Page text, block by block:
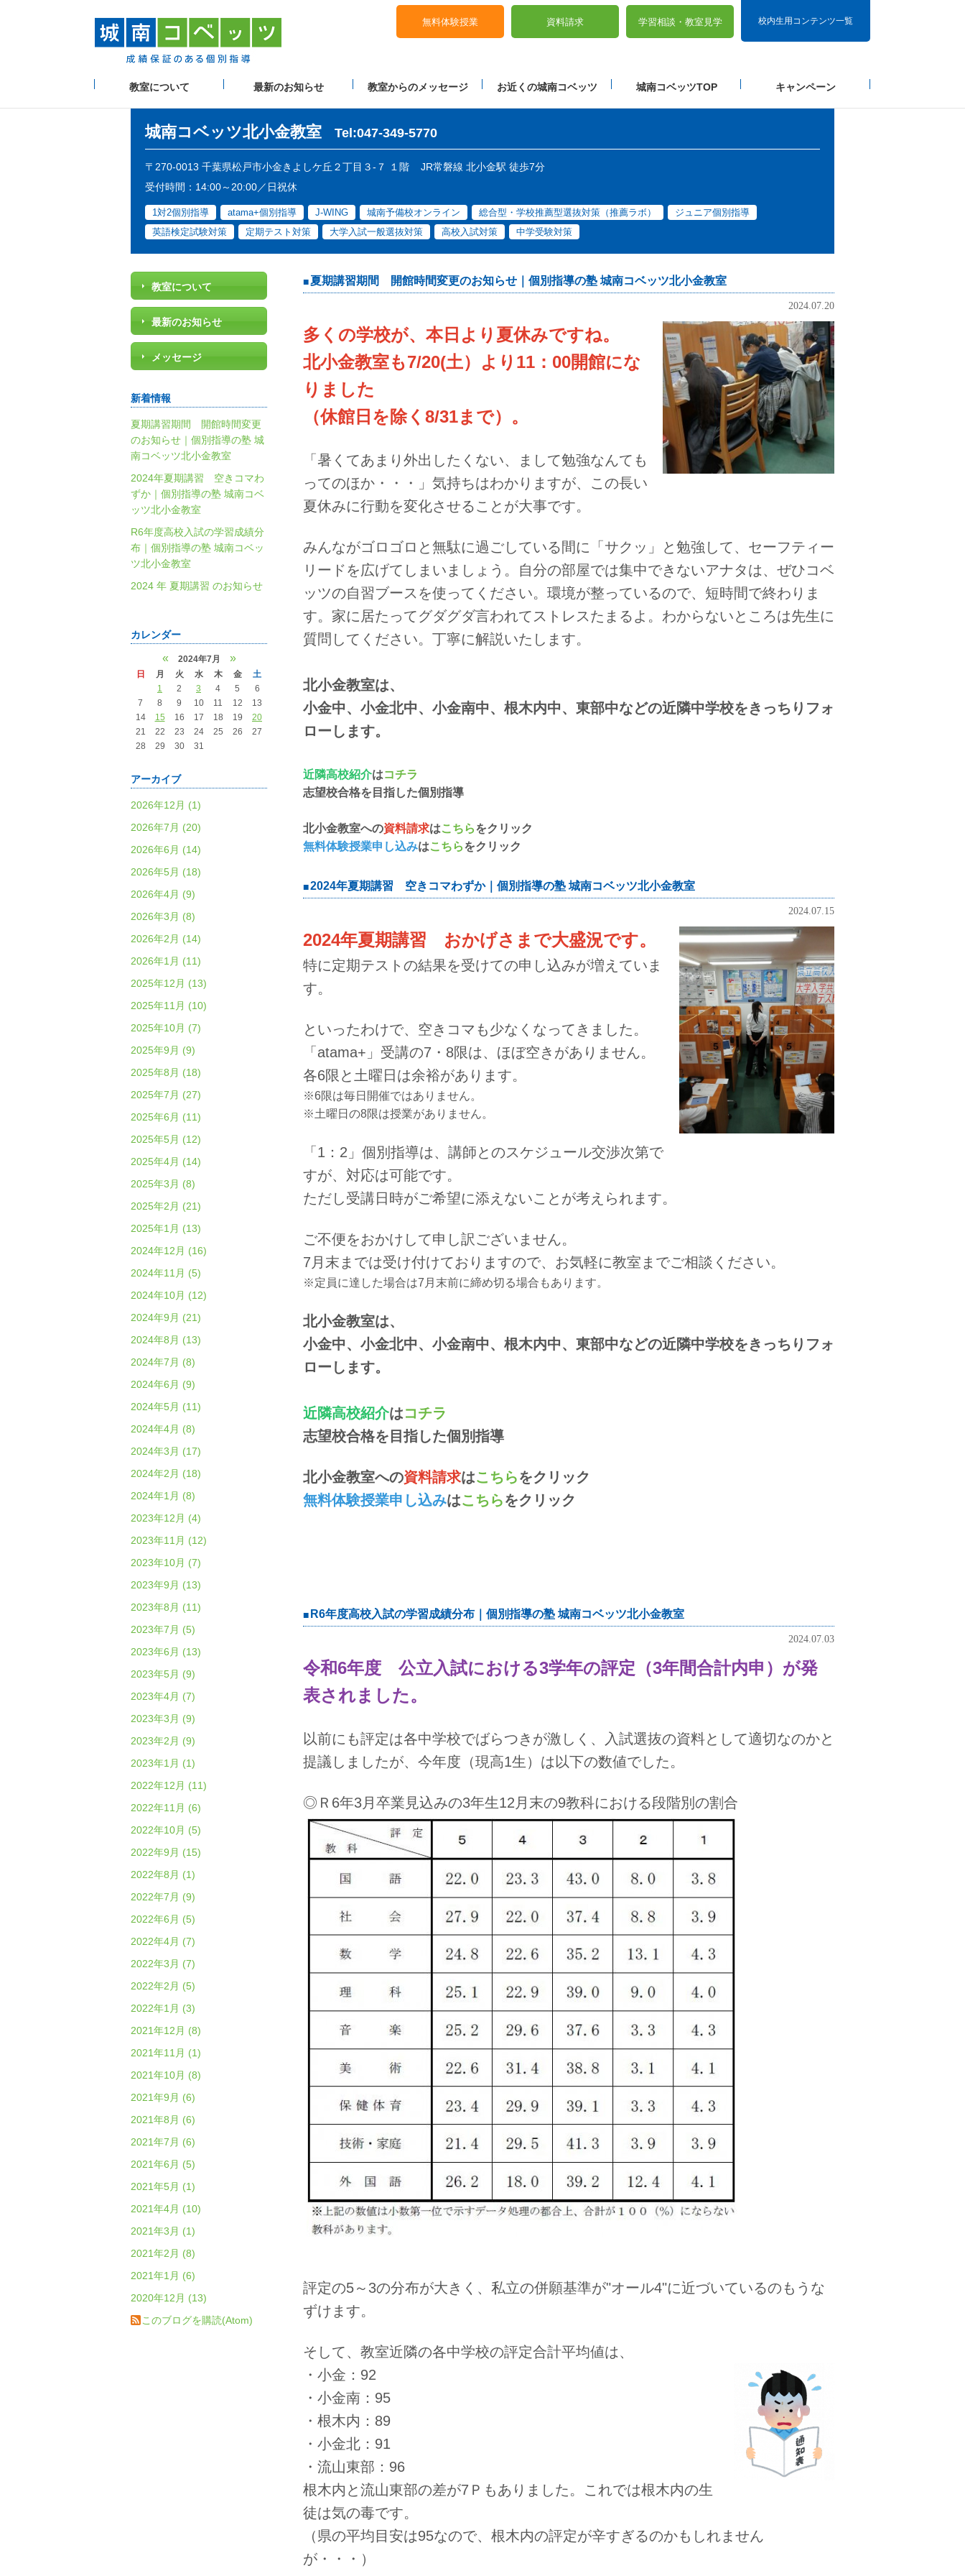
校内生用コンテンツ一覧
無料体験授業 資料請求 学習相談・ 教室見学
教室について 最新のお知らせ 教室からのメッセージ お近くの城南コベッツ 城南コベッツTOP キャンペーン
城南コベッツ北小金教室 Tel:047-349-5770
〒270-0013 千葉県松戸市小金きよしケ丘２丁目３-７ １階
JR常磐線 北小金駅 徒歩7分
受付時間：14:00～20:00／日祝休
1対2個別指導 atama+個別指導 J-WING 城南予備校オンライン 総合型・学校推薦型選抜対策（推薦ラボ）
ジュニア個別指導
英語検定試験対策
定期テスト対策 大学入試一般選抜対策 高校入試対策 中学受験対策
夏期講習期間 開館時間変更のお知らせ｜個別指導の塾 城南コベッツ北小金教室
2024.07.20
多くの学校が、本日より夏休みですね。
北小金教室も7/20(土）より11：00開館にな
りました
（休館日を除く8/31まで）。
「暑くてあまり外出したくない、まして勉強なんても
ってのほか・・・」気持ちはわかりますが、この長い
夏休みに行動を変化させることが大事です。
みんながゴロゴロと無駄に過ごしている間に「サクッ」と勉強して、セーフティー
リードを広げてしまいましょう。自分の部屋では集中できないアナタは、ぜひコベ
ッツの自習ブースを使ってください。環境が整っているので、短時間で終わりま
す。家に居たってグダグダ言われてストレスたまるよ。わからないところは先生に
質問してください。丁寧に解説いたします。
北小金教室は、
小金中、小金北中、小金南中、根木内中、東部中などの近隣中学校をきっちりフォ
ローします。
近隣高校紹介はコチラ
志望校合格を目指した個別指導
北小金教室への資料請求はこちらをクリック
無料体験授業申し込みはこちらをクリック
2024年夏期講習 空きコマわずか｜個別指導の塾 城南コベッツ北小金教室
2024.07.15
2024年夏期講習 おかげさまで大盛況です。
特に定期テストの結果を受けての申し込みが増えていま
す。
といったわけで、空きコマも少なくなってきました。
「atama+」受講の7・8限は、ほぼ空きがありません。
各6限と土曜日は余裕があります。
※6限は毎日開催ではありません。
※土曜日の8限は授業がありません。
「1：2」個別指導は、講師とのスケジュール交渉次第で
すが、対応は可能です。
ただし受講日時がご希望に添えないことが考えられます。
ご不便をおかけして申し訳ございません。
7月末までは受け付けておりますので、お気軽に教室までご相談ください。
※定員に達した場合は7月末前に締め切る場合もあります。
北小金教室は、
小金中、小金北中、小金南中、根木内中、東部中などの近隣中学校をきっちりフォ
ローします。
近隣高校紹介はコチラ
志望校合格を目指した個別指導
北小金教室への資料請求はこちらをクリック
無料体験授業申し込みはこちらをクリック
R6年度高校入試の学習成績分布｜個別指導の塾 城南コベッツ北小金教室
2024.07.03
令和6年度 公立入試における3学年の評定（3年間合計内申）が発
表されました。
以前にも評定は各中学校でばらつきが激しく、入試選抜の資料として適切なのかと
提議しましたが、今年度（現高1生）は以下の数値でした。
◎Ｒ6年3月卒業見込みの3年生12月末の9教科における段階別の割合
評定の5～3の分布が大きく、私立の併願基準が"オール4"に近づいているのもうな
ずけます。
そして、教室近隣の各中学校の評定合計平均値は、
・小金：92
・小金南：95
・根木内：89
・小金北：91
・流山東部：96
根木内と流山東部の差が7Ｐもありました。これでは根木内の生
徒は気の毒です。
（県の平均目安は95なので、根木内の評定が辛すぎるのかもしれません
が・・・）
教室について
最新のお知らせ
メッセージ
新着情報
夏期講習期間 開館時間変更
のお知らせ｜個別指導の塾 城
南コベッツ北小金教室
2024年夏期講習 空きコマわ
ずか｜個別指導の塾 城南コベ
ッツ北小金教室
R6年度高校入試の学習成績分
布｜個別指導の塾 城南コベッ
ツ北小金教室
2024 年 夏期講習 のお知らせ
カレンダー
« 2024年7月 »
日 月 火 水 木 金
土
1
2 3 4 5
6
7
8 9 10 11 12
13
14
15 16 17 18 19
20
21
22 23 24 25 26
27
28
29 30 31
アーカイブ
2026年12月 (1)
2026年7月 (20)
2026年6月 (14)
2026年5月 (18)
2026年4月 (9)
2026年3月 (8)
2026年2月 (14)
2026年1月 (11)
2025年12月 (13)
2025年11月 (10)
2025年10月 (7)
2025年9月 (9)
2025年8月 (18)
2025年7月 (27)
2025年6月 (11)
2025年5月 (12)
2025年4月 (14)
2025年3月 (8)
2025年2月 (21)
2025年1月 (13)
2024年12月 (16)
2024年11月 (5)
2024年10月 (12)
2024年9月 (21)
2024年8月 (13)
2024年7月 (8)
2024年6月 (9)
2024年5月 (11)
2024年4月 (8)
2024年3月 (17)
2024年2月 (18)
2024年1月 (8)
2023年12月 (4)
2023年11月 (12)
2023年10月 (7)
2023年9月 (13)
2023年8月 (11)
2023年7月 (5)
2023年6月 (13)
2023年5月 (9)
2023年4月 (7)
2023年3月 (9)
2023年2月 (9)
2023年1月 (1)
2022年12月 (11)
2022年11月 (6)
2022年10月 (5)
2022年9月 (15)
2022年8月 (1)
2022年7月 (9)
2022年6月 (5)
2022年4月 (7)
2022年3月 (7)
2022年2月 (5)
2022年1月 (3)
2021年12月 (8)
2021年11月 (1)
2021年10月 (8)
2021年9月 (6)
2021年8月 (6)
2021年7月 (6)
2021年6月 (5)
2021年5月 (1)
2021年4月 (10)
2021年3月 (1)
2021年2月 (8)
2021年1月 (6)
2020年12月 (13)
このブログを購読(Atom)